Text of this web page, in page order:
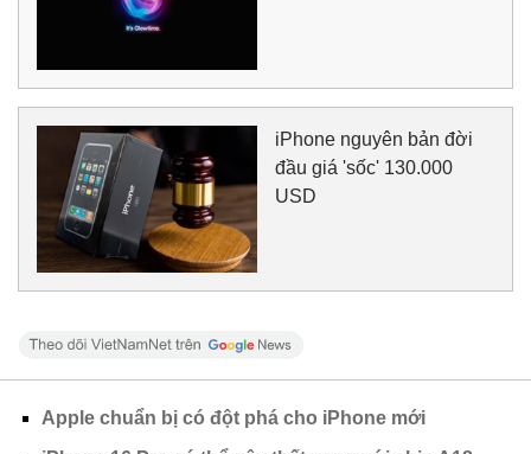
iPhone nguyên bản đời
đầu giá 'sốc' 130.000
USD
Apple chuẩn bị có đột phá cho iPhone mới